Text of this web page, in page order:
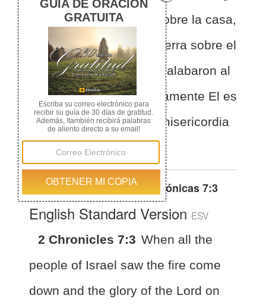
y la gloria del SEÑOR sobre la casa,
se postraron rostro en tierra sobre el
pavimento y adoraron y alabaron al
SEÑOR, diciendo: Ciertamente El es
bueno; ciertamente su misericordia
es para siempre.
Otras traducciones de 2 Crónicas 7:3
English Standard Version ESV
2 Chronicles 7:3 When all the
people of Israel saw the fire come
down and the glory of the Lord on